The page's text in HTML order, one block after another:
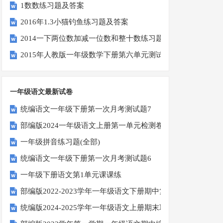
1数数练习题及答案
2016年1.3小猫钓鱼练习题及答案
2014一下两位数加减一位数和整十数练习题四
2015年人教版一年级数学下册第六单元测试题
一年级语文最新试卷
统编语文一年级下册第一次月考测试题7
部编版2024一年级语文上册第一单元检测卷
一年级拼音练习题(全部)
统编语文一年级下册第一次月考测试题6
一年级下册语文第1单元课课练
部编版2022-2023学年一年级语文下册期中复习卷
统编版2024-2025学年一年级语文上册期末巩固测试卷